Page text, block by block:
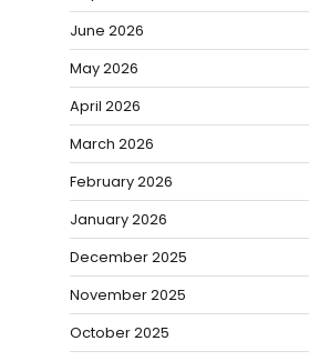
June 2026
May 2026
April 2026
March 2026
February 2026
January 2026
December 2025
November 2025
October 2025